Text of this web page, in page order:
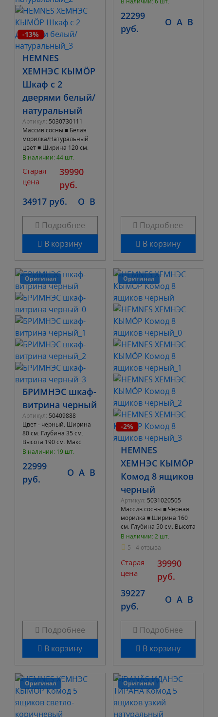
-13%
HEMNES
ХЕМНЭС КЫМÖР
Шкаф с 2
дверями белый/
натуральный
Артикул: 5030730111
Массив сосны ■ Белая
морилка/Натуральный
цвет ■ Ширина 120 см.
Глубина 59 см. Высота
В наличии: 44 шт.
Старая
цена
39990
руб.
34917 руб.
O B
Подробнее
В корзину
22299
руб.
O A B
Подробнее
В корзину
Оригинал
БРИМНЭС шкаф-
витрина черный
Артикул: 50409888
Цвет - черный. Ширина
80 см. Глубина 35 см.
Высота 190 см. Макс
нагрузка на полку 4 кг.
В наличии: 19 шт.
22999
руб.
O A B
Подробнее
В корзину
Оригинал
-2%
HEMNES
ХЕМНЭС КЫМÖР
Комод 8 ящиков
черный
Артикул: 5031020505
Массив сосны ■ Черная
морилка ■ Ширина 160
см. Глубина 50 см. Высота
95 см. ■ 8 выдвижных
ящиков
В наличии: 2 шт.
5 - 4 отзыва
Старая
цена
39990
руб.
39227
руб.
O A B
Подробнее
В корзину
Оригинал Оригинал